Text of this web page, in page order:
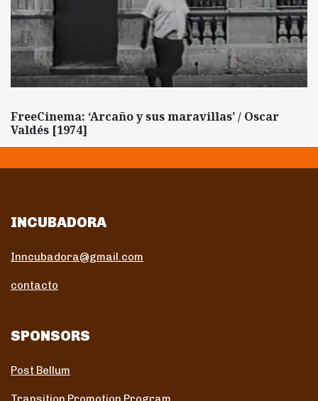
FreeCinema: ‘Arcaño y sus maravillas’ / Oscar
Valdés [1974]
INCUBADORA
Inncubadora@gmail.com
contacto
SPONSORS
Post Bellum